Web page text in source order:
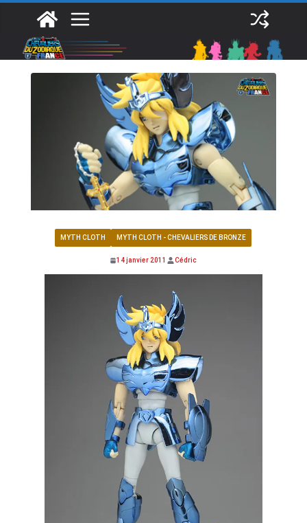
contenu
MYTH CLOTH MYTH CLOTH - CHEVALIERS DE BRONZE
14 janvier 2011 Cédric